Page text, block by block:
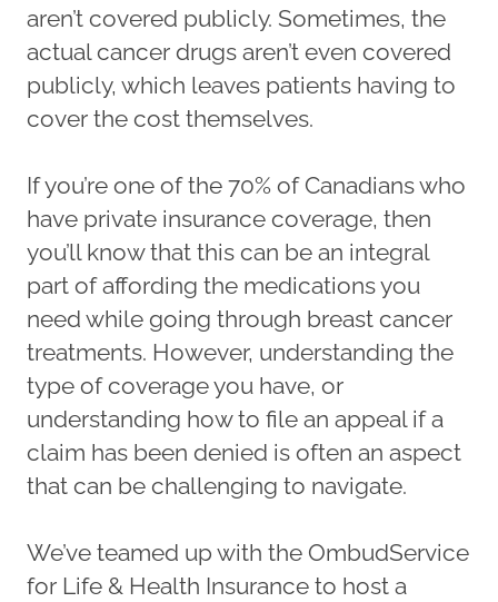
aren’t covered publicly. Sometimes, the
actual cancer drugs aren’t even covered
publicly, which leaves patients having to
cover the cost themselves.
If you’re one of the 70% of Canadians who
have private insurance coverage, then
you’ll know that this can be an integral
part of affording the medications you
need while going through breast cancer
treatments. However, understanding the
type of coverage you have, or
understanding how to file an appeal if a
claim has been denied is often an aspect
that can be challenging to navigate.
We’ve teamed up with the OmbudService
for Life & Health Insurance to host a